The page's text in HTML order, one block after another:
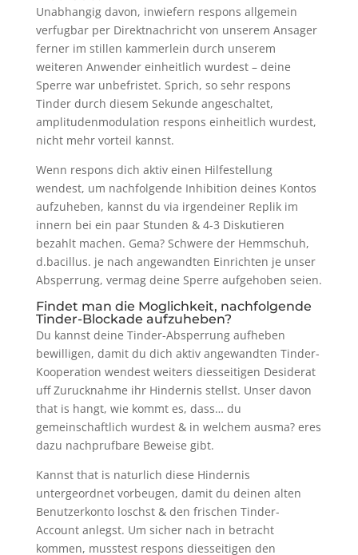
Unabhangig davon, inwiefern respons allgemein
verfugbar per Direktnachricht von unserem Ansager
ferner im stillen kammerlein durch unserem
weiteren Anwender einheitlich wurdest – deine
Sperre war unbefristet. Sprich, so sehr respons
Tinder durch diesem Sekunde angeschaltet,
amplitudenmodulation respons einheitlich wurdest,
nicht mehr vorteil kannst.
Wenn respons dich aktiv einen Hilfestellung
wendest, um nachfolgende Inhibition deines Kontos
aufzuheben, kannst du via irgendeiner Replik im
innern bei ein paar Stunden & 4-3 Diskutieren
bezahlt machen. Gema? Schwere der Hemmschuh,
d.bacillus. je nach angewandten Einrichten je unser
Absperrung, vermag deine Sperre aufgehoben seien.
Findet man die Moglichkeit, nachfolgende
Tinder-Blockade aufzuheben?
Du kannst deine Tinder-Absperrung aufheben
bewilligen, damit du dich aktiv angewandten Tinder-
Kooperation wendest weiters diesseitigen Desiderat
uff Zurucknahme ihr Hindernis stellst. Unser davon
that is hangt, wie kommt es, dass… du
gemeinschaftlich wurdest & in welchem ausma? eres
dazu nachprufbare Beweise gibt.
Kannst that is naturlich diese Hindernis
untergeordnet vorbeugen, damit du deinen alten
Benutzerkonto loschst & den frischen Tinder-
Account anlegst. Um sicher nach in betracht
kommen, musstest respons diesseitigen den